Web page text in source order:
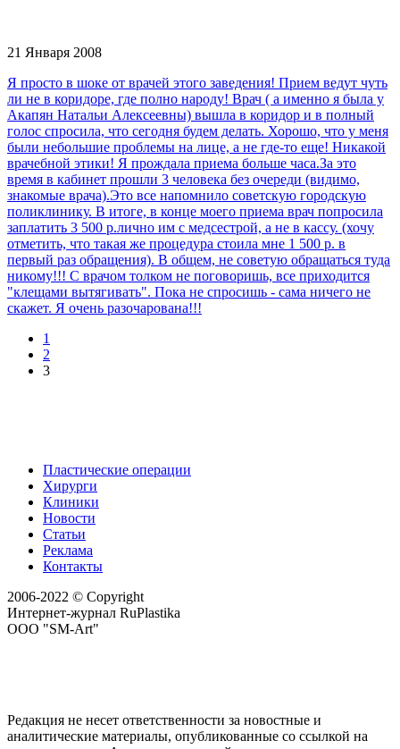
21 Января 2008
Я просто в шоке от врачей этого заведения! Прием ведут чуть
ли не в коридоре, где полно народу! Врач ( а именно я была у
Акапян Натальи Алексеевны) вышла в коридор и в полный
голос спросила, что сегодня будем делать. Хорошо, что у меня
были небольшие проблемы на лице, а не где-то еще! Никакой
врачебной этики! Я прождала приема больше часа.За это
время в кабинет прошли 3 человека без очереди (видимо,
знакомые врача).Это все напомнило советскую городскую
поликлинику. В итоге, в конце моего приема врач попросила
заплатить 3 500 р.лично им с медсестрой, а не в кассу. (хочу
отметить, что такая же процедура стоила мне 1 500 р. в
первый раз обращения). В общем, не советую обращаться туда
никому!!! С врачом толком не поговоришь, все приходится
"клещами вытягивать". Пока не спросишь - сама ничего не
скажет. Я очень разочарована!!!
1
2
3
Пластические операции
Хирурги
Клиники
Новости
Статьи
Реклама
Контакты
2006-2022 © Copyright
Интернет-журнал RuPlastika
ООО "SM-Art"
Редакция не несет ответственности за новостные и
аналитические материалы, опубликованные со ссылкой на